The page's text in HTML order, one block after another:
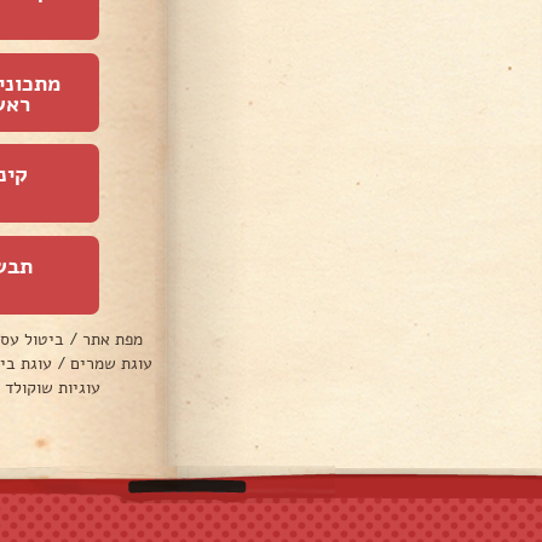
מפת אתר / ביטול
עוגת שמרים / עוגת
עוגיות